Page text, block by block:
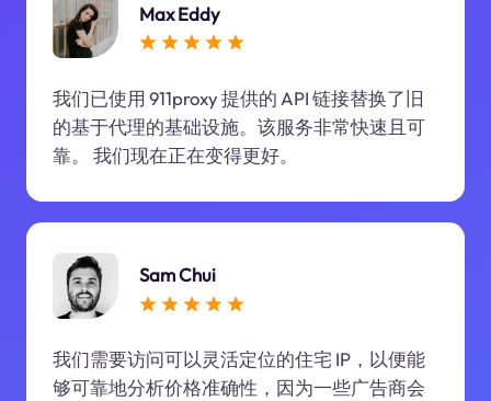
Max Eddy
我们已使用 911proxy 提供的 API 链接替换了旧
的基于代理的基础设施。该服务非常快速且可
靠。 我们现在正在变得更好。
Sam Chui
我们需要访问可以灵活定位的住宅 IP，以便能
够可靠地分析价格准确性，因为一些广告商会